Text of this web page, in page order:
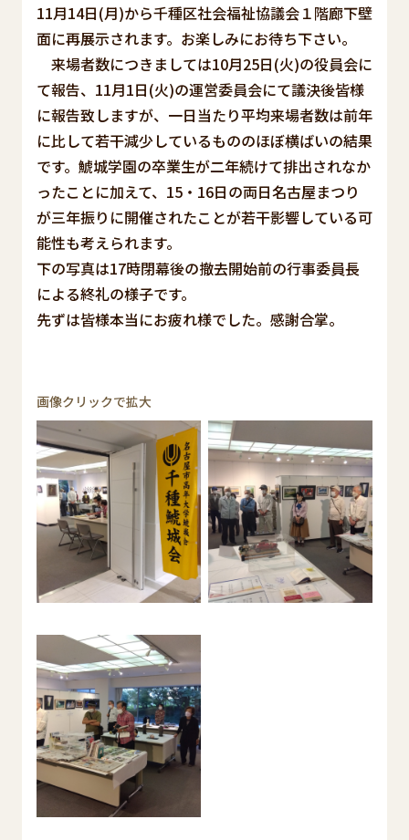
11月14日(月)から千種区社会福祉協議会１階廊下壁
面に再展示されます。お楽しみにお待ち下さい。
来場者数につきましては10月25日(火)の役員会に
て報告、11月1日(火)の運営委員会にて議決後皆様
に報告致しますが、一日当たり平均来場者数は前年
に比して若干減少しているもののほぼ横ばいの結果
です。鯱城学園の卒業生が二年続けて排出されなか
ったことに加えて、15・16日の両日名古屋まつり
が三年振りに開催されたことが若干影響している可
能性も考えられます。
下の写真は17時閉幕後の撤去開始前の行事委員長
による終礼の様子です。
先ずは皆様本当にお疲れ様でした。感謝合掌。
画像クリックで拡大